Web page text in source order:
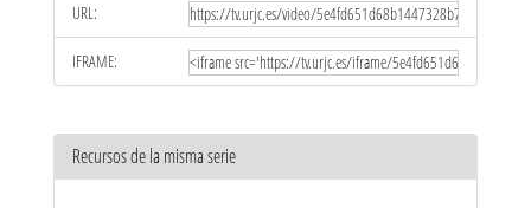
URL:
IFRAME:
Recursos de la misma serie